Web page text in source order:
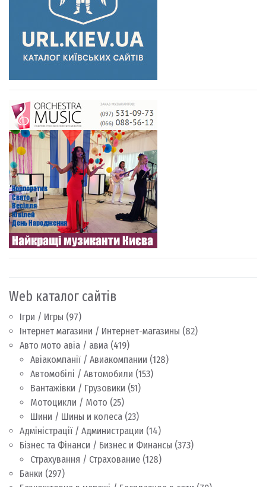
Web каталог сайтів
Ігри / Игры (97)
Інтернет магазини / Интернет-магазины (82)
Авто мото авіа / авиа (419)
Авіакомпанії / Авиакомпании (128)
Автомобілі / Автомобили (153)
Вантажівки / Грузовики (51)
Мотоцикли / Мото (25)
Шини / Шины и колеса (23)
Адміністрації / Администрации (14)
Бізнес та Фінанси / Бизнес и Финансы (373)
Страхування / Страхование (128)
Банки (297)